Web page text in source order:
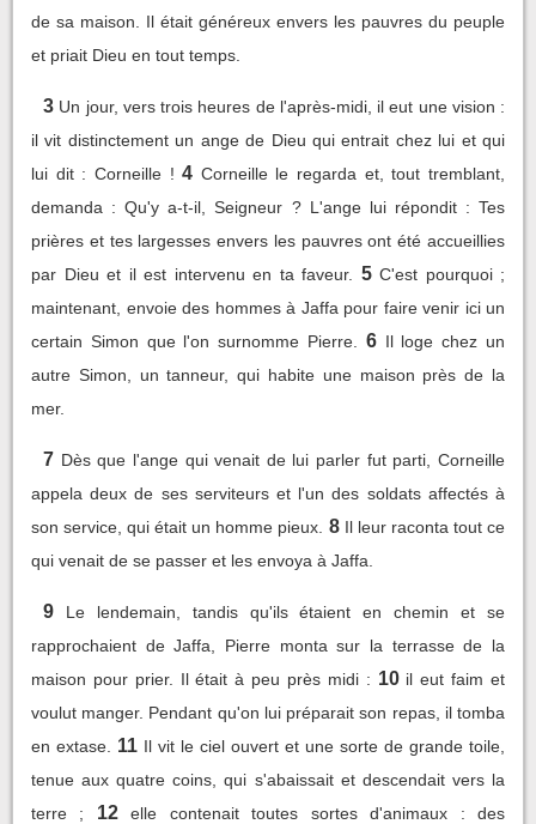
de sa maison. Il était généreux envers les pauvres du peuple
et priait Dieu en tout temps.
3 Un jour, vers trois heures de l'après-midi, il eut une vision :
il vit distinctement un ange de Dieu qui entrait chez lui et qui
lui dit : Corneille ! 4 Corneille le regarda et, tout tremblant,
demanda : Qu'y a-t-il, Seigneur ? L'ange lui répondit : Tes
prières et tes largesses envers les pauvres ont été accueillies
par Dieu et il est intervenu en ta faveur.
5 C'est pourquoi ;
maintenant, envoie des hommes à Jaffa pour faire venir ici un
certain Simon que l'on surnomme Pierre.
6 Il loge chez un
autre Simon, un tanneur, qui habite une maison près de la
mer.
7 Dès que l'ange qui venait de lui parler fut parti, Corneille
appela deux de ses serviteurs et l'un des soldats affectés à
son service, qui était un homme pieux. 8 Il leur raconta tout ce
qui venait de se passer et les envoya à Jaffa.
9
Le lendemain, tandis qu'ils étaient en chemin et se
rapprochaient de Jaffa, Pierre monta sur la terrasse de la
maison pour prier. Il était à peu près midi : 10 il eut faim et
voulut manger. Pendant qu'on lui préparait son repas, il tomba
en extase.
11 Il vit le ciel ouvert et une sorte de grande toile,
tenue aux quatre coins, qui s'abaissait et descendait vers la
terre ;
12
elle contenait toutes sortes d'animaux : des